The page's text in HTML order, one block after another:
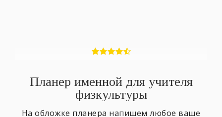
Планер именной для учителя
физкультуры
На обложке планера напишем любое ваше